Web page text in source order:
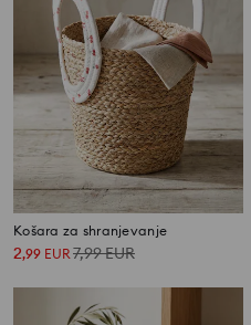
Košara za shranjevanje
2,99 EUR7,99EUR